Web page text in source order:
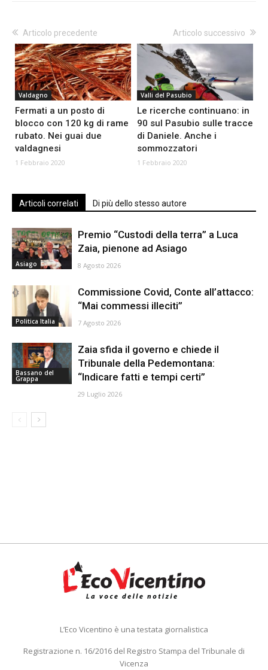
Articolo precedente
Valdagno
Fermati a un posto di
blocco con 120 kg di rame
rubato. Nei guai due
valdagnesi
1 Febbraio 2020
Articolo successivo
Valli del Pasubio
Le ricerche continuano: in
90 sul Pasubio sulle tracce
di Daniele. Anche i
sommozzatori
1 Febbraio 2020
Articoli correlati Di più dello stesso autore
Asiago
Premio “Custodi della terra” a Luca
Zaia, pienone ad Asiago
8 Agosto 2026
Politica Italia
Commissione Covid, Conte all’attacco:
“Mai commessi illeciti”
7 Agosto 2026
Bassano del
Grappa
Zaia sfida il governo e chiede il
Tribunale della Pedemontana:
“Indicare fatti e tempi certi”
29 Luglio 2026
L’Eco Vicentino è una testata giornalistica
Registrazione n. 16/2016 del Registro Stampa del Tribunale di
Vicenza